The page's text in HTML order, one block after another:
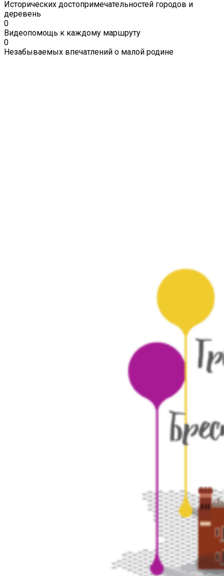
Исторических достопримечательностей городов и
деревень
0
Видеопомощь к каждому маршруту
0
Незабываемых впечатлений о малой родине